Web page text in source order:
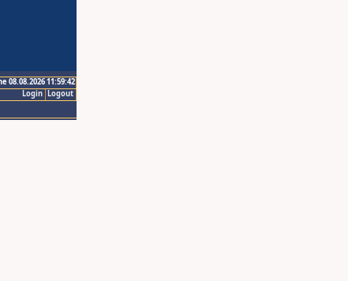
08.08.2026 11:59:42
Logout
Login